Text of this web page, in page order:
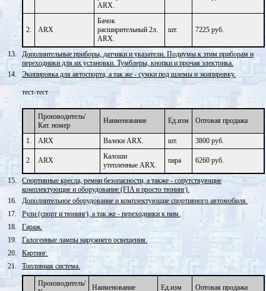
ARX.
2. ARX
Бачок
расширительный 2л.
ARX.
шт. 7225 руб.
13.
Дополнительные приборы, датчики и указатели. Подиумы к этим приборам и
переходники для их установки. Тумблеры, кнопки и прочая электрика.
14.
Экипировка для автоспорта, а так же - сумки под шлемы и экипировку.
тест-тест
Производитель/
Кат. номер
Наименование Ед.изм Оптовая продажа
1. ARX Валеки ARX. шт. 3800 руб.
2. ARX
Калоши
утепленные ARX.
пара 6260 руб.
15.
Спортивные кресла, ремни безопасности, а также - сопутствующие
комплектующие и оборудование (FIA и просто тюнинг).
16.
Дополнительное оборудование и комплектующие спортивного автомобиля.
17.
Рули (спорт и тюнинг), а так же - переходники к ним.
18.
Гараж.
19.
Галогенные лампы наружнего освещения.
20.
Картинг.
21.
Топливная система.
Производитель/
Наименование Ед.изм Оптовая продажа